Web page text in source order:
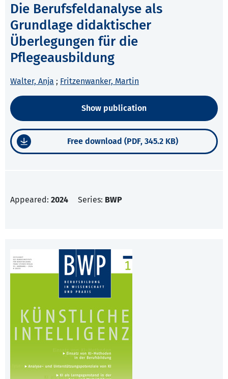
Die Berufsfeldanalyse als
Grundlage didaktischer
Überlegungen für die
Pflegeausbildung
Walter, Anja ; Fritzenwanker, Martin
Show publication
Free download (PDF, 345.2 KB)
Appeared: 2024 Series: BWP